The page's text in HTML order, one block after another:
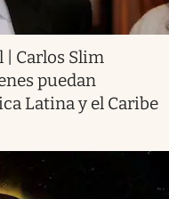
| Carlos Slim
puedan
Latina y el Caribe